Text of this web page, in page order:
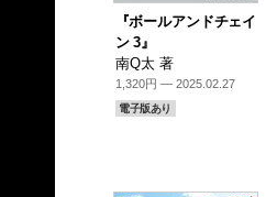
『ボールアンドチェイ
ン 3』
南Q太 著
1,320円 — 2025.02.27
電子版あり